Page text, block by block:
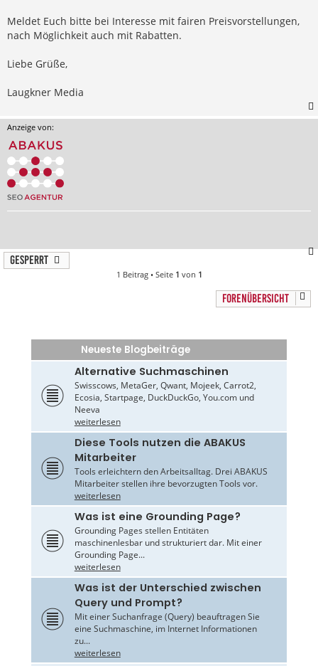
Meldet Euch bitte bei Interesse mit fairen Preisvorstellungen,
nach Möglichkeit auch mit Rabatten.
Liebe Grüße,
Laugkner Media
Anzeige von:
Gesperrt
1 Beitrag • Seite 1 von 1
FORENÜBERSICHT
Neueste Blogbeiträge
Alternative Suchmaschinen
Swisscows, MetaGer, Qwant, Mojeek, Carrot2,
Ecosia, Startpage, DuckDuckGo, You.com und
Neeva
weiterlesen
Diese Tools nutzen die ABAKUS
Mitarbeiter
Tools erleichtern den Arbeitsalltag. Drei ABAKUS
Mitarbeiter stellen ihre bevorzugten Tools vor.
weiterlesen
Was ist eine Grounding Page?
Grounding Pages stellen Entitäten
maschinenlesbar und strukturiert dar. Mit einer
Grounding Page...
weiterlesen
Was ist der Unterschied zwischen
Query und Prompt?
Mit einer Suchanfrage (Query) beauftragen Sie
eine Suchmaschine, im Internet Informationen
zu...
weiterlesen